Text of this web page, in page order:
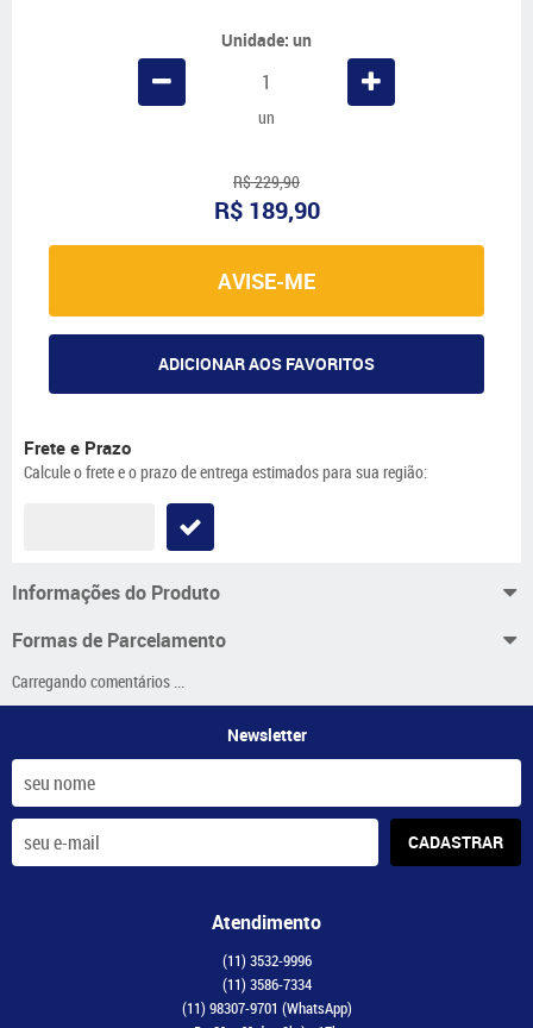
Unidade: un
un
R$ 229,90
R$ 189,90
AVISE-ME
ADICIONAR AOS FAVORITOS
Frete e Prazo
Calcule o frete e o prazo de entrega estimados para sua região:
Informações do Produto
Formas de Parcelamento
Carregando comentários ...
Newsletter
CADASTRAR
Atendimento
(11) 3532-9996
(11) 3586-7334
(11) 98307-9701 (WhatsApp)